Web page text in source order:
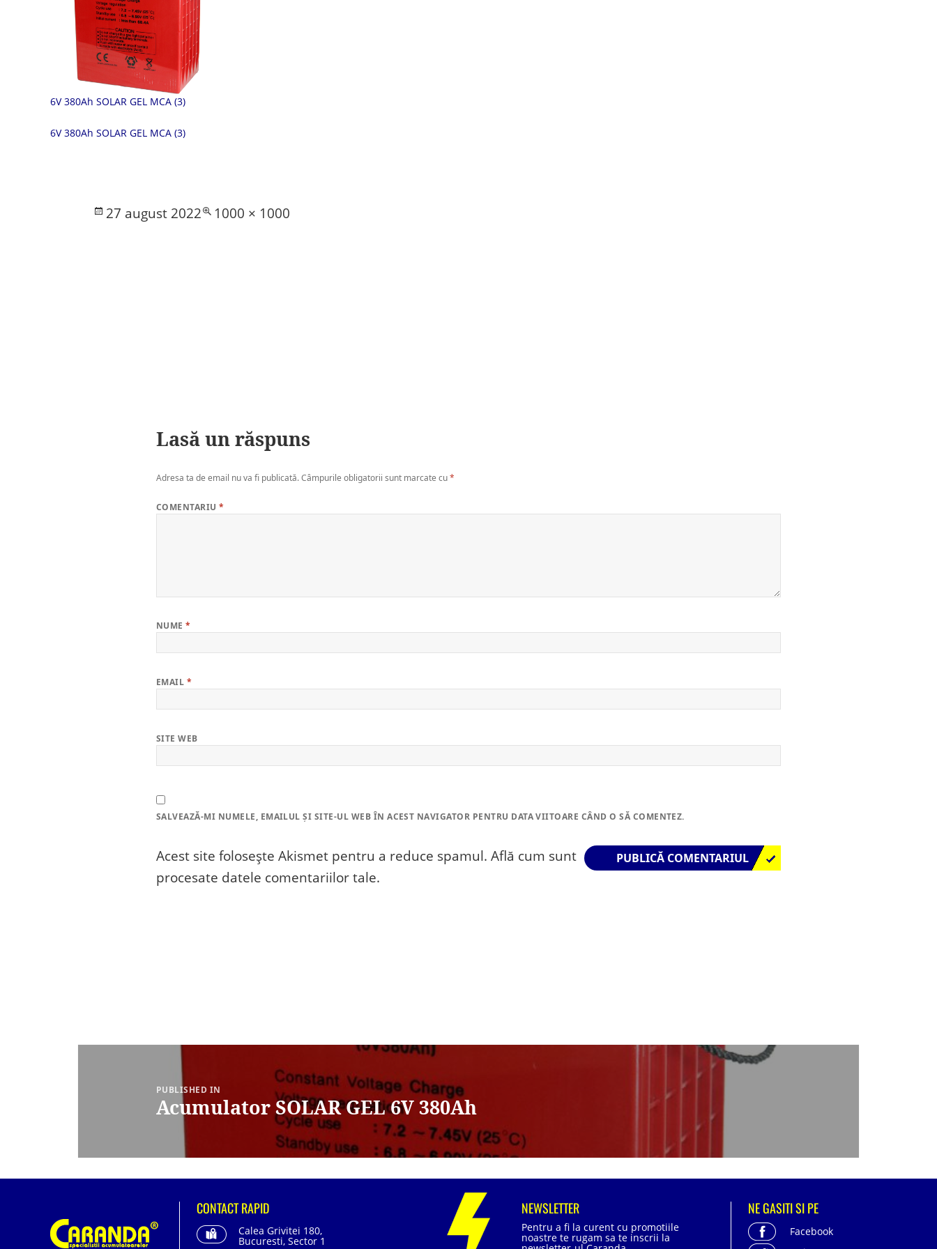
6V 380Ah SOLAR GEL MCA (3)
6V 380Ah SOLAR GEL MCA (3)
Posted
27 august 2022
Full
1000 × 1000
Lasă un răspuns
Adresa ta de email nu va fi publicată.Câmpurile obligatorii sunt marcate cu*
COMENTARIU*
NUME*
EMAIL *
SITE WEB
SALVEAZĂ-MI NUMELE, EMAILUL ȘI SITE-UL WEB ÎN ACEST NAVIGATOR PENTRU DATA VIITOARE CÂND O SĂ COMENTEZ.
Acest site folosește Akismet pentru a reduce spamul. Află cum sunt
procesate datele comentariilor tale.
PUBLISHED IN
Acumulator SOLAR GEL 6V 380Ah
CONTACT RAPID
Calea Grivitei 180,
Bucuresti, Sector 1
NEWSLETTER
Pentru a fi la curent cu promotiile
noastre te rugam sa te inscrii la
NE GASITI SI PE
Facebook